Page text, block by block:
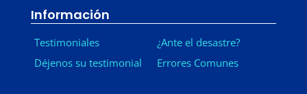
Información
Testimoniales
Déjenos su testimonial
¿Ante el desastre?
Errores Comunes